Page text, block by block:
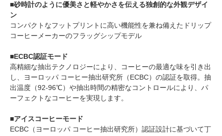
■砂時計のように優美さと軽やかさを伝える独創的な外観デザイ
ン
コンパクトなフットプリントに高い機能性を兼ね備えたドリップ
コーヒーメーカーのフラッグシップモデル
■ECBC認証モード
高精細な抽出テクノロジーにより、コーヒーの最適な味を引き出
し、ヨーロッパ コーヒー抽出研究所（ECBC）の認証を取得。抽
出温度（92-96℃）や抽出時間の精密なコントロールにより、パ
ーフェクトなコーヒーを実現します。
■アイスコーヒーモード
ECBC（ヨーロッパ コーヒー抽出研究所）認証設計に基づいて丁